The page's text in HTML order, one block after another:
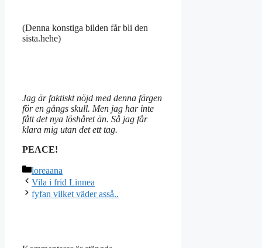
(Denna konstiga bilden får bli den
sista.hehe)
Jag är faktiskt nöjd med denna färgen
för en gångs skull. Men jag har inte
fått det nya löshåret än. Så jag får
klara mig utan det ett tag.
PEACE!
Kategorier
loreaana
Vila i frid Linnea
fyfan vilket väder asså..